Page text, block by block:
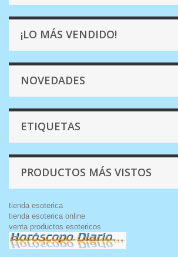
¡LO MÁS VENDIDO!
NOVEDADES
ETIQUETAS
PRODUCTOS MÁS VISTOS
tienda esoterica
tienda esoterica online
venta productos esotericos